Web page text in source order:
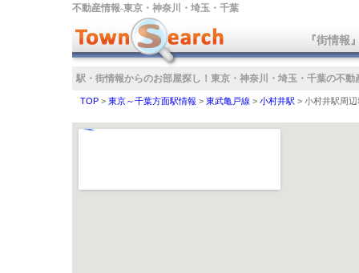
不動産情報‐東京・神奈川・埼玉・千葉
『街情報
駅・街情報からのお部屋探し！ 東京・神奈川・埼玉・千葉の不動
TOP > 東京～千葉方面駅情報 > 東武亀戸線 > 小村井駅 > 小村井駅周辺